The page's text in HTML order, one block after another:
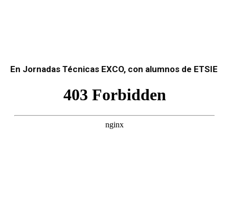
En Jornadas Técnicas EXCO, con alumnos de ETSIE